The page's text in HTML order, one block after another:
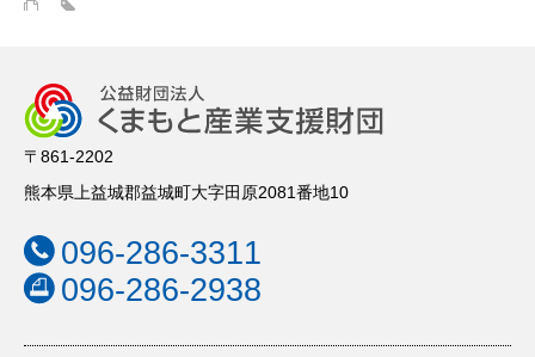
〒861-2202
熊本県上益城郡益城町大字田原2081番地10
096-286-3311
096-286-2938